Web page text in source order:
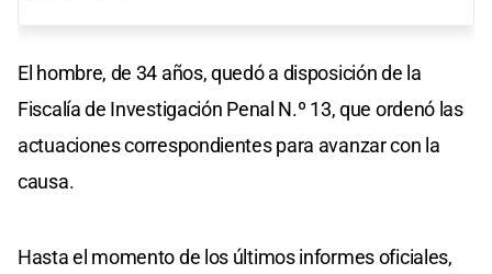
El hombre, de 34 años, quedó a disposición de la
Fiscalía de Investigación Penal N.º 13, que ordenó las
actuaciones correspondientes para avanzar con la
causa.
Hasta el momento de los últimos informes oficiales,